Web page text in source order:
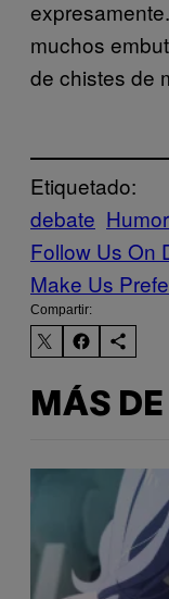
muchos
de chistes de
Etiquetado:
debate Humor
Follow Us On
Make Us
Compartir:
MÁS